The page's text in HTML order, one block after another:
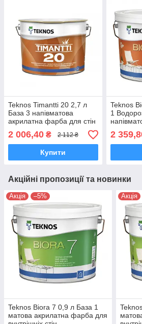
Teknos Timantti 20 2,7 л
База 3 напівматова
акрилатна фарба для стін
і стель
2 006,40 ₴ 2 112 ₴
Купити
Teknos
1
фарба
і стелі
2
Акційні пропозиції та новинки
Акція –5%
Teknos Biora 7 0,9 л База 1
матова акрилатна фарба для
Акція